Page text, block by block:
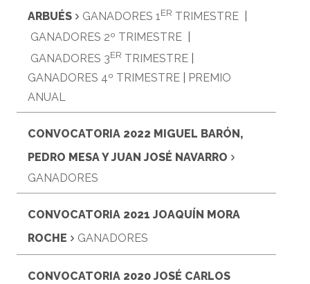
ARBUÉS › GANADORES 1ER TRIMESTRE
GANADORES 2º TRIMESTRE
GANADORES 3ER TRIMESTRE
GANADORES 4º TRIMESTRE
PREMIO
ANUAL
CONVOCATORIA 2022 MIGUEL BARÓN,
PEDRO MESA Y JUAN JOSÉ NAVARRO ›
GANADORES
CONVOCATORIA 2021 JOAQUÍN MORA
ROCHE › GANADORES
CONVOCATORIA 2020 JOSÉ CARLOS